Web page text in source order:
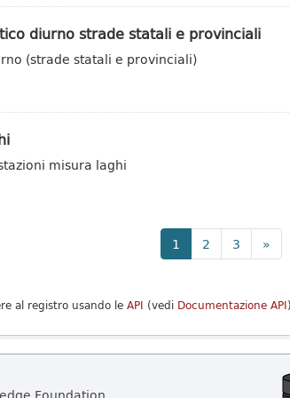
diurno strade statali e provinciali
(strade statali e provinciali)
misura laghi
1 2 3 »
al registro usando le API (vedi Documentazione API